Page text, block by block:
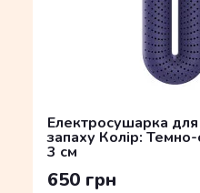
Електросушарка для
запаху Колір:
3 см
650 грн